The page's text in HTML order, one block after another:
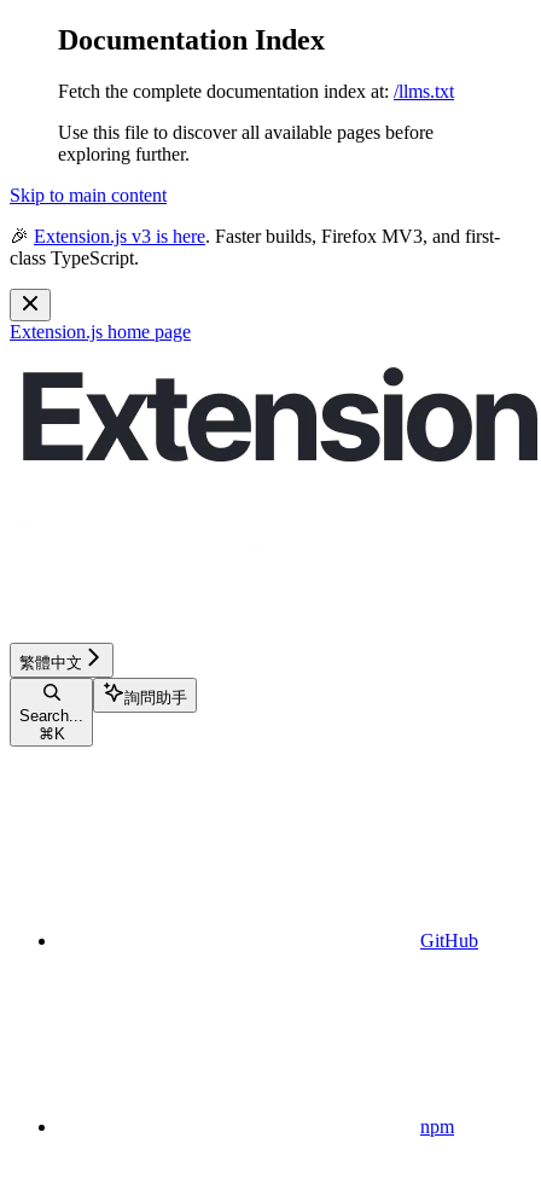
Documentation Index
Fetch the complete documentation index at: /llms.txt
Use this file to discover all available pages before
exploring further.
Skip to main content
🎉 Extension.js v3 is here. Faster builds, Firefox MV3, and first-
class TypeScript.
Extension.js home page
繁體中文
Search...
⌘ K
詢問助手
GitHub
npm